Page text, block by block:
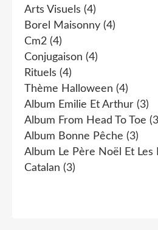
Arts Visuels (4)
Borel Maisonny (4)
Cm2 (4)
Conjugaison (4)
Rituels (4)
Thème Halloween (4)
Album Emilie Et Arthur (3)
Album From Head To Toe
Album Bonne Pêche (3)
Album Le Père Noël Et Les
Catalan (3)